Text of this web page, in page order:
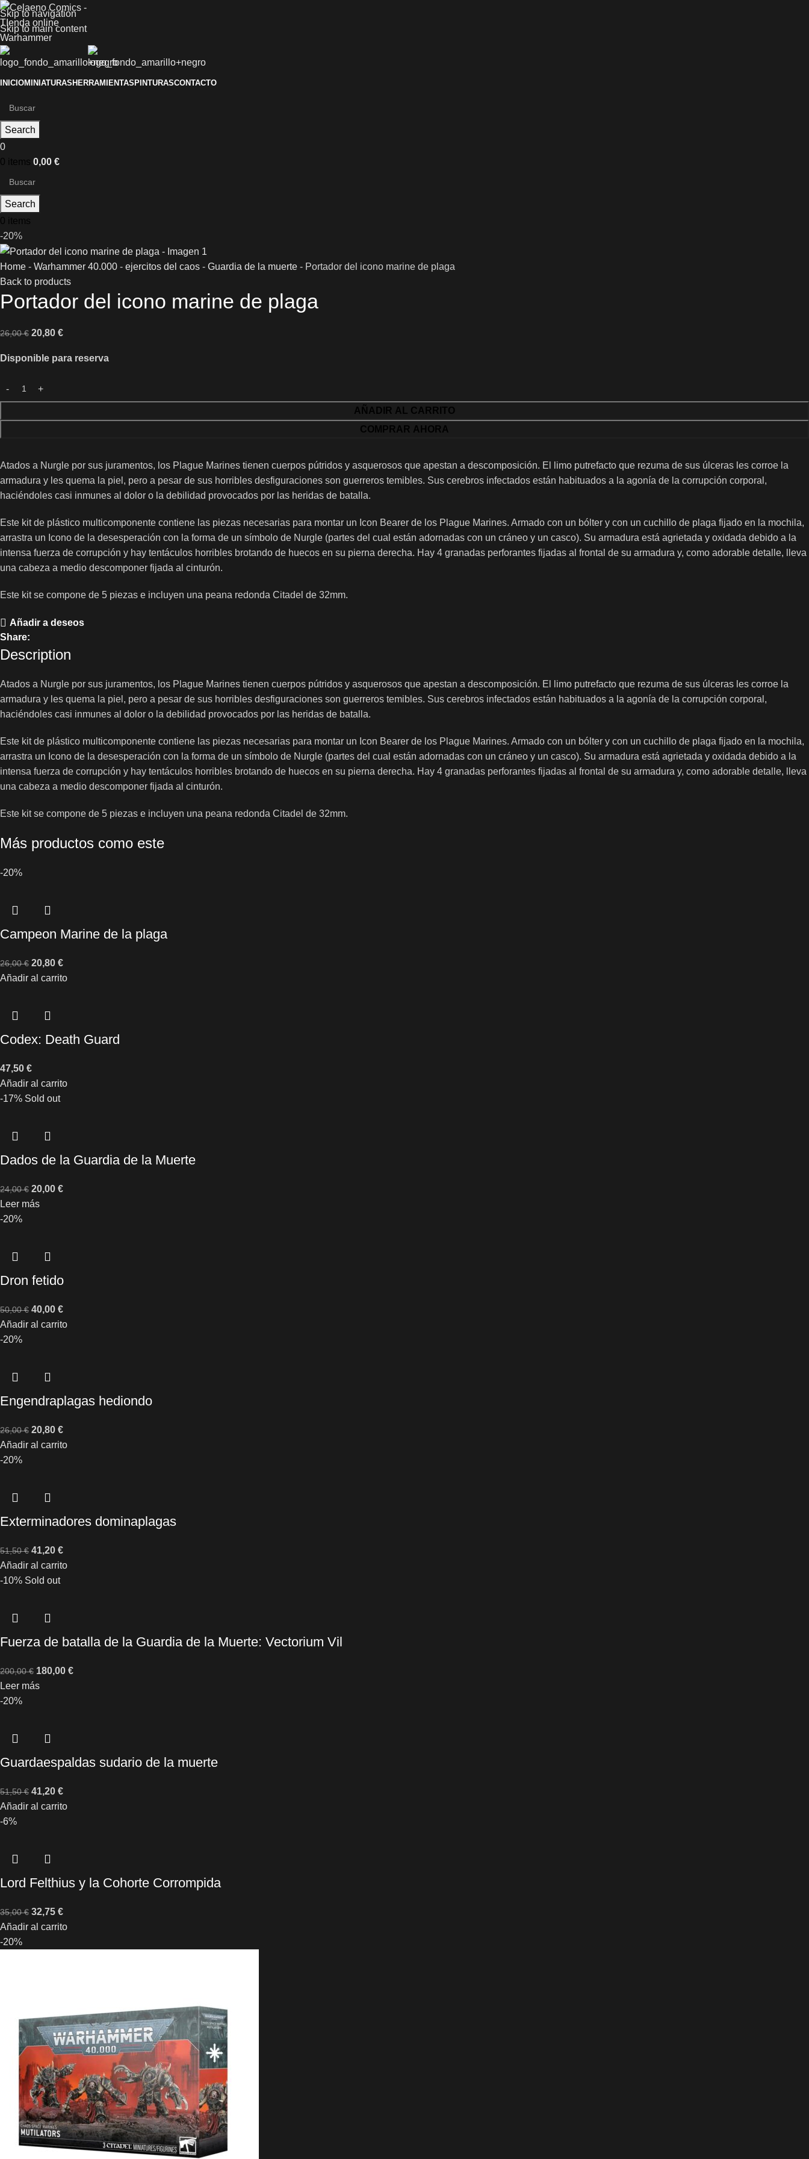
Skip to navigation
Skip to main content
INICIOMINIATURASHERRAMIENTASPINTURASCONTACTO
Search
0
0 items 0,00 €
Search
0 items
-20%
Home - Warhammer 40.000 - ejercitos del caos - Guardia de la muerte - Portador del icono marine de plaga
Back to products
Portador del icono marine de plaga
26,00€ 20,80 €
Disponible para reserva
AÑADIR AL CARRITO
COMPRAR AHORA
Atados a Nurgle por sus juramentos, los Plague Marines tienen cuerpos pútridos y asquerosos que apestan a descomposición. El limo putrefacto que rezuma de sus úlceras les corroe la
armadura y les quema la piel, pero a pesar de sus horribles desfiguraciones son guerreros temibles. Sus cerebros infectados están habituados a la agonía de la corrupción corporal,
haciéndoles casi inmunes al dolor o la debilidad provocados por las heridas de batalla.
Este kit de plástico multicomponente contiene las piezas necesarias para montar un Icon Bearer de los Plague Marines. Armado con un bólter y con un cuchillo de plaga fijado en la mochila,
arrastra un Icono de la desesperación con la forma de un símbolo de Nurgle (partes del cual están adornadas con un cráneo y un casco). Su armadura está agrietada y oxidada debido a la
intensa fuerza de corrupción y hay tentáculos horribles brotando de huecos en su pierna derecha. Hay 4 granadas perforantes fijadas al frontal de su armadura y, como adorable detalle, lleva
una cabeza a medio descomponer fijada al cinturón.
Este kit se compone de 5 piezas e incluyen una peana redonda Citadel de 32mm.
Añadir a deseos
Share:
Description
Atados a Nurgle por sus juramentos, los Plague Marines tienen cuerpos pútridos y asquerosos que apestan a descomposición. El limo putrefacto que rezuma de sus úlceras les corroe la
armadura y les quema la piel, pero a pesar de sus horribles desfiguraciones son guerreros temibles. Sus cerebros infectados están habituados a la agonía de la corrupción corporal,
haciéndoles casi inmunes al dolor o la debilidad provocados por las heridas de batalla.
Este kit de plástico multicomponente contiene las piezas necesarias para montar un Icon Bearer de los Plague Marines. Armado con un bólter y con un cuchillo de plaga fijado en la mochila,
arrastra un Icono de la desesperación con la forma de un símbolo de Nurgle (partes del cual están adornadas con un cráneo y un casco). Su armadura está agrietada y oxidada debido a la
intensa fuerza de corrupción y hay tentáculos horribles brotando de huecos en su pierna derecha. Hay 4 granadas perforantes fijadas al frontal de su armadura y, como adorable detalle, lleva
una cabeza a medio descomponer fijada al cinturón.
Este kit se compone de 5 piezas e incluyen una peana redonda Citadel de 32mm.
Más productos como este
-20%
Campeon Marine de la plaga
26,00€ 20,80 €
Añadir al carrito
Codex: Death Guard
47,50 €
Añadir al carrito
-17% Sold out
Dados de la Guardia de la Muerte
24,00€ 20,00 €
Leer más
-20%
Dron fetido
50,00€ 40,00 €
Añadir al carrito
-20%
Engendraplagas hediondo
26,00€ 20,80 €
Añadir al carrito
-20%
Exterminadores dominaplagas
51,50€ 41,20 €
Añadir al carrito
-10% Sold out
Fuerza de batalla de la Guardia de la Muerte: Vectorium Vil
200,00€ 180,00 €
Leer más
-20%
Guardaespaldas sudario de la muerte
51,50€ 41,20 €
Añadir al carrito
-6%
Lord Felthius y la Cohorte Corrompida
35,00€ 32,75 €
Añadir al carrito
-20%